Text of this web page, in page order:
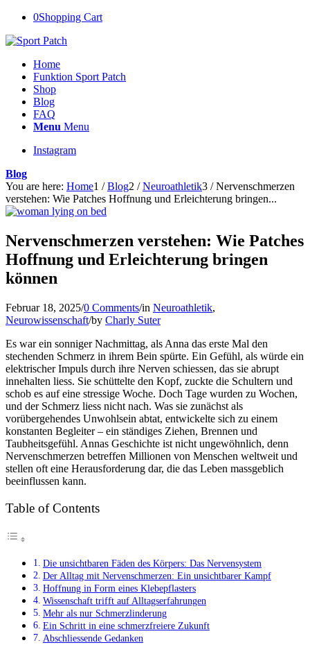
0Shopping Cart
Home
Funktion Sport Patch
Shop
Blog
FAQ
Menu Menu
Instagram
Blog
You are here: Home1 / Blog2 / Neuroathletik3 / Nervenschmerzen
verstehen: Wie Patches Hoffnung und Erleichterung bringen...
Nervenschmerzen verstehen: Wie Patches
Hoffnung und Erleichterung bringen
können
Februar 18, 2025/0 Comments/in Neuroathletik,
Neurowissenschaft/by Charly Suter
Es war ein sonniger Nachmittag, als Anna das erste Mal den
stechenden Schmerz in ihrem Bein spürte. Ein Gefühl, als würde ein
elektrischer Impuls durch ihre Nerven schiessen, das sie abrupt
innehalten liess. Sie schüttelte den Kopf, zuckte die Schultern und
schob es auf eine stressige Woche. Doch Tage wurden zu Wochen,
und der Schmerz liess nicht nach. Was sie zunächst als
vorübergehendes Unwohlsein abtat, entwickelte sich zu einem
konstanten Begleiter – ein ständiges Ziehen, Brennen und
Taubheitsgefühl. Annas Geschichte ist nicht ungewöhnlich, denn
Nervenschmerzen betreffen Millionen von Menschen weltweit und
stellen oft eine Herausforderung dar, die das Leben massgeblich
beeinflussen kann.
Table of Contents
Die unsichtbaren Fäden des Körpers: Das Nervensystem
Der Alltag mit Nervenschmerzen: Ein unsichtbarer Kampf
Hoffnung in Form eines Klebepflasters
Wissenschaft trifft auf Alltagserfahrungen
Mehr als nur Schmerzlinderung
Ein Schritt in eine schmerzfreiere Zukunft
Abschliessende Gedanken